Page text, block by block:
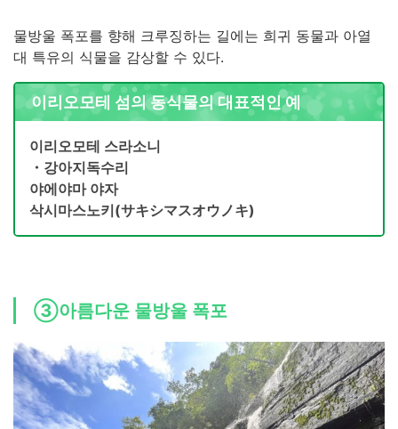
물방울 폭포를 향해 크루징하는 길에는 희귀 동물과 아열
대 특유의 식물을 감상할 수 있다.
이리오모테 섬의 동식물의 대표적인 예
이리오모테 스라소니
・강아지독수리
야에야마 야자
삭시마스노키(サキシマスオウノキ)
③아름다운 물방울 폭포